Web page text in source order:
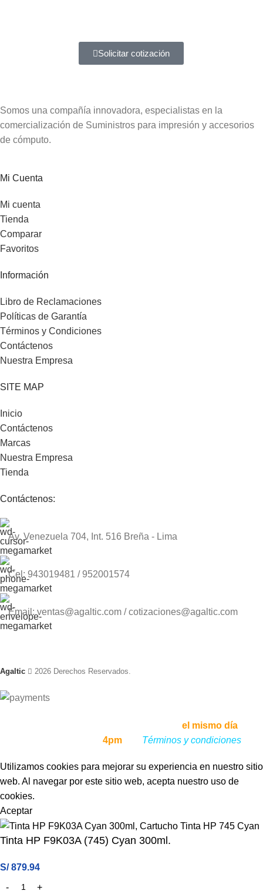
Solicitar cotización
Somos una compañía innovadora, especialistas en la
comercialización de Suministros para impresión y accesorios
de cómputo.
Mi Cuenta
Mi cuenta
Tienda
Comparar
Favoritos
Información
Libro de Reclamaciones
Políticas de Garantía
Términos y Condiciones
Contáctenos
Nuestra Empresa
SITE MAP
Inicio
Contáctenos
Marcas
Nuestra Empresa
Tienda
Contáctenos:
Av. Venezuela 704, Int. 516 Breña - Lima
Cel: 943019481 / 952001574
Email: ventas@agaltic.com / cotizaciones@agaltic.com
Agaltic 2026 Derechos Reservados.
el mismo día, si lo
4pm, Términos y condiciones
Utilizamos cookies para mejorar su experiencia en nuestro sitio
web. Al navegar por este sitio web, acepta nuestro uso de
cookies.
Aceptar
Tinta HP F9K03A (745) Cyan 300ml.
S/879.94